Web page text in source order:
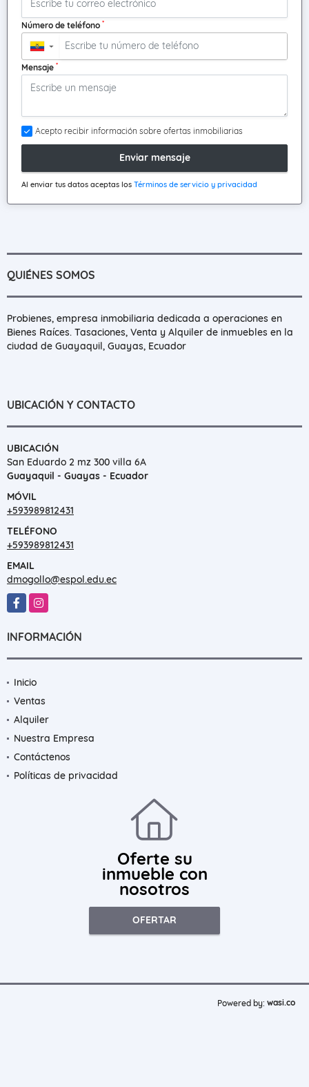
Número de teléfono *
▼
Mensaje *
Acepto recibir información sobre ofertas inmobiliarias
Enviar mensaje
Al enviar tus datos aceptas los Términos de servicio y privacidad
QUIÉNES SOMOS
Probienes, empresa inmobiliaria dedicada a operaciones en
Bienes Raíces. Tasaciones, Venta y Alquiler de inmuebles en la
ciudad de Guayaquil, Guayas, Ecuador
UBICACIÓN Y CONTACTO
UBICACIÓN
San Eduardo 2 mz 300 villa 6A
Guayaquil - Guayas - Ecuador
MÓVIL
+593989812431
TELÉFONO
+593989812431
EMAIL
dmogollo@espol.edu.ec
FacebookInstagram
INFORMACIÓN
Inicio
Ventas
Alquiler
Nuestra Empresa
Contáctenos
Políticas de privacidad
Oferte su
inmueble con
nosotros
OFERTAR
Powered by: wasi.co